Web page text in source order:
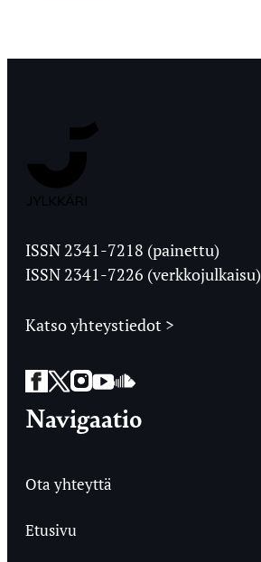
Ylioppilaslehti
ISSN 2341-7218 (painettu)
ISSN 2341-7226 (verkkojulkaisu)
Katso yhteystiedot >
Facebook
Twitter
Instagram
YouTube
SoundCloud
Navigaatio
Ota yhteyttä
Etusivu